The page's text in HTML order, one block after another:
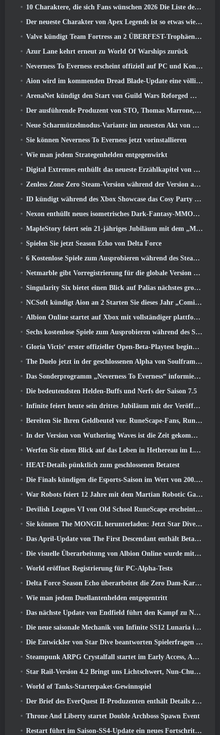
10 Charaktere, die sich Fans wünschen 2026 Die Liste der Marvel-Rivalen ist am höchsten und wie wahrscheinlich ist, dass sie eintreten
Der neueste Charakter von Apex Legends ist so etwas wie ein Geschwindigkeitsdämon
Valve kündigt Team Fortress an 2 ÜBERFEST-Trophäen-Design-Wettbewerb
Azur Lane kehrt erneut zu World Of Warships zurück
Neverness To Everness erscheint offiziell auf PC und Konsolen
Aion wird im kommenden Dread Blade-Update eine völlig neue Klasse erhalten
ArenaNet kündigt den Start von Guild Wars Reforged Mobile an
Der ausführende Produzent von STO, Thomas Marrone, und der Creative Director von Neverwinter, Randy Mosiondz, diskutieren über die Spiele und die Zukunft von Cryptic
Neue Scharmützelmodus-Variante im neuesten Akt von Valorant eingeführt
Sie können Neverness To Everness jetzt vorinstallieren
Wie man jedem Strategenhelden entgegenwirkt
Digital Extremes enthüllt das neueste Erzählkapitel von Warframe mit neuen Anime-Shorts
Zenless Zone Zero Steam-Version während der Version angekündigt 2.8 Sonderprogramm
ID kündigt während des Xbox Showcase das Cosy Party Platformer-Spiel Totopia an, Startet Beta-Rekrutierung
Nexon enthüllt neues isometrisches Dark-Fantasy-MMORPG, Glut der Ungekrönten
MapleStory feiert sein 21-jähriges Jubiläum mit dem „Maple University Event“
Spielen Sie jetzt Season Echo von Delta Force
6 Kostenlose Spiele zum Ausprobieren während des Steam Medieval Fest
Netmarble gibt Vorregistrierung für die globale Version des Sci-Fi-MMORPG RF Online Next bekannt
Singularity Six bietet einen Blick auf Palias nächstes großes Update The Royal Highlands
NCSoft kündigt Aion an 2 Starten Sie dieses Jahr „Coming West“.
Albion Online startet auf Xbox mit vollständiger plattformübergreifender Wiedergabe
Sechs kostenlose Spiele zum Ausprobieren während des Steam Medieval Fest
Gloria Victis‘ erster offizieller Open-Beta-Playtest beginnt heute
The Duelo jetzt in der geschlossenen Alpha von Soulframe verfügbar
Das Sonderprogramm „Neverness To Everness“ informiert Spieler darüber, was sie bei der Veröffentlichung erwartet
Die bedeutendsten Helden-Buffs und Nerfs der Saison 7.5
Infinite feiert heute sein drittes Jubiläum mit der Veröffentlichung von SS12 Lunaria
Bereiten Sie Ihren Geldbeutel vor. RuneScape-Fans, RuneFest-Tickets stehen kurz vor dem Verkauf
In der Version von Wuthering Waves ist die Zeit gekommen, Aemeath zu retten 3.3 Aktualisieren
Werfen Sie einen Blick auf das Leben in Hethereau im Launch-Gameplay-Vorschauvideo von Neverness To Everness
HEAT-Details pünktlich zum geschlossenen Betatest
Die Finals kündigen die Esports-Saison im Wert von 200.000 US-Dollar an
War Robots feiert 12 Jahre mit dem Martian Robotic Games Event
Devilish Leagues VI von Old School RuneScape erscheint heute
Sie können The MONGIL herunterladen: Jetzt Star Dive-Client
Das April-Update von The First Descendant enthält Beta-Versionen neuer Endgame-Inhalte
Die visuelle Überarbeitung von Albion Online wurde mit dem heutigen Start des Radiant Wilds-Updates eingestellt
World eröffnet Registrierung für PC-Alpha-Tests
Delta Force Season Echo überarbeitet die Zero Dam-Karte und erweitert das Operations-Gameplay
Wie man jedem Duellantenhelden entgegentritt
Das nächste Update von Endfield führt den Kampf zu Nefarith
Die neue saisonale Mechanik von Infinite SS12 Lunaria ist eine der „größten Ergänzungen“ des Spiels
Die Entwickler von Star Dive beantworten Spielerfragen im Überraschungs-Livestream
Steampunk ARPG Crystalfall startet im Early Access, Aber nicht ohne ein paar Macken
Star Rail-Version 4.2 Bringt uns Lichtschwert, Nun-Chuck, Schlagzeuger-Wegbereiter und ein Emanator der Hochstimmung
World of Tanks-Starterpaket-Gewinnspiel
Der Brief des EverQuest II-Produzenten enthält Details zum Time-Locked-Erweiterungsserver
Throne And Liberty startet Double Archboss Spawn Event
Restart führt im Saison-SS4-Update ein neues Fortschrittssystem ein